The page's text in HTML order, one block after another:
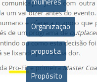
Organização
proposta
Propósito